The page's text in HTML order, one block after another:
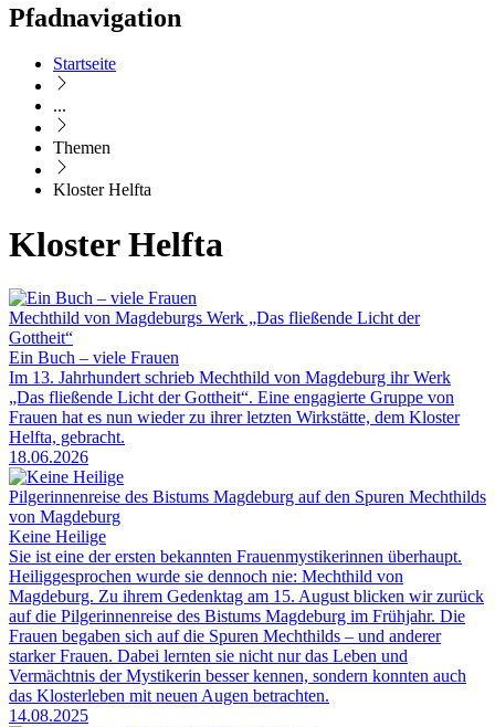
Pfadnavigation
Startseite
...
Themen
Kloster Helfta
Kloster Helfta
Mechthild von Magdeburgs Werk „Das fließende Licht der
Gottheit“
Ein Buch – viele Frauen
Im 13. Jahrhundert schrieb Mechthild von Magdeburg ihr Werk
„Das fließende Licht der Gottheit“. Eine engagierte Gruppe von
Frauen hat es nun wieder zu ihrer letzten Wirkstätte, dem Kloster
Helfta, gebracht.
18.06.2026
Pilgerinnenreise des Bistums Magdeburg auf den Spuren Mechthilds
von Magdeburg
Keine Heilige
Sie ist eine der ersten bekannten Frauenmystikerinnen überhaupt.
Heiliggesprochen wurde sie dennoch nie: Mechthild von
Magdeburg. Zu ihrem Gedenktag am 15. August blicken wir zurück
auf die Pilgerinnenreise des Bistums Magdeburg im Frühjahr. Die
Frauen begaben sich auf die Spuren Mechthilds – und anderer
starker Frauen. Dabei lernten sie nicht nur das Leben und
Vermächtnis der Mystikerin besser kennen, sondern konnten auch
das Klosterleben mit neuen Augen betrachten.
14.08.2025